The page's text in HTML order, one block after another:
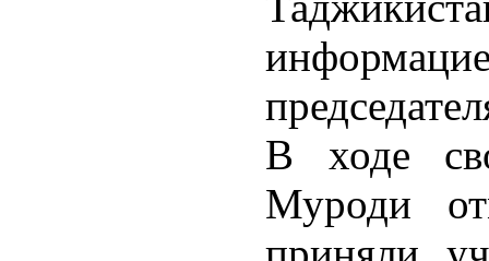
В ходе
Муроди